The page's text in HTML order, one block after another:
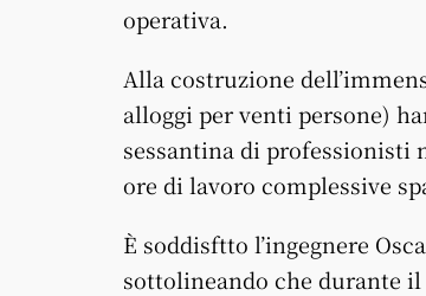
operativa.
Alla costruzione
alloggi per venti persone)
sessantina di professionisti
ore di lavoro complessive
È soddisftto l’ingegnere
sottolineando che durante